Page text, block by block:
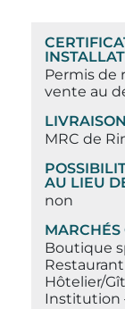
Permis de
vente au
LIVRAISON
MRC de
AU LIEU
non
MARCHÉS
Boutique
Restaurant
Hôtelier/
Institution